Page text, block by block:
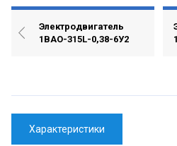
Электродвигатель
1ВАО-315L-0,38-6У2
Характеристики